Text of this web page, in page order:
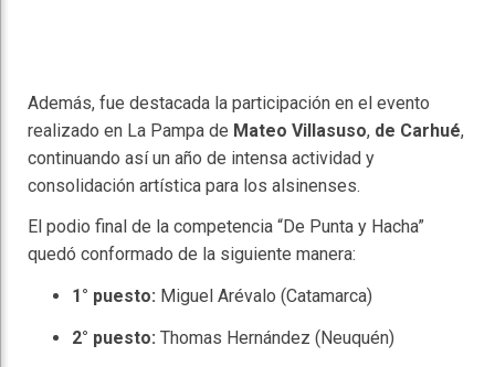
Además, fue destacada la participación en el evento
realizado en La Pampa de Mateo Villasuso, de Carhué,
continuando así un año de intensa actividad y
consolidación artística para los alsinenses.
El podio final de la competencia “De Punta y Hacha”
quedó conformado de la siguiente manera:
1° puesto: Miguel Arévalo (Catamarca)
2° puesto: Thomas Hernández (Neuquén)